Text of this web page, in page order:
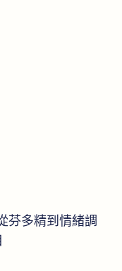
芬多精到情緒調